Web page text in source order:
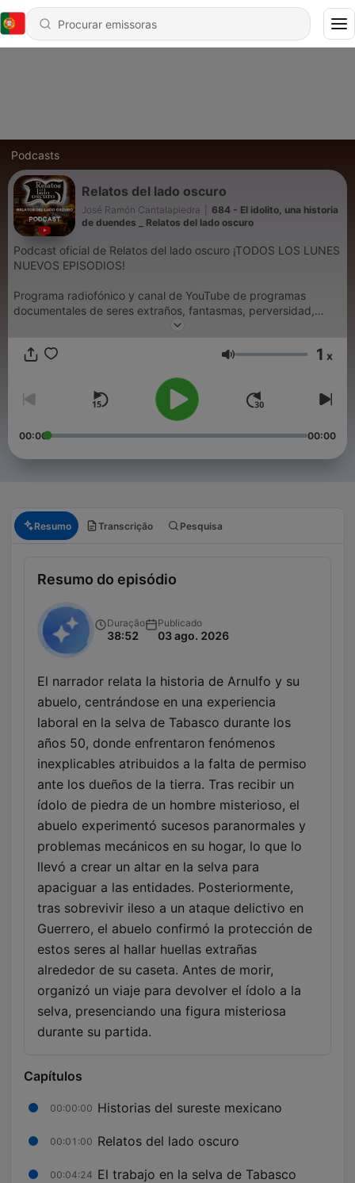
Podcasts
Relatos del lado oscuro
José Ramón Cantalapiedra
684 - El idolito, una historia
de duendes _ Relatos del lado oscuro
Podcast oficial de Relatos del lado oscuro ¡TODOS LOS LUNES
NUEVOS EPISODIOS!
Programa radiofónico y canal de YouTube de programas
documentales de seres extraños, fantasmas, perversidad,
sucesos inexplicables y adaptaciones dramatizadas de relatos
Síguenos en nuestras redes sociales oficiales:
Facebook: https://www.facebook.com/relatos.dell...
Twitter: https://twitter.com/LadoRelatos
Email: contacto@relatosdelladooscuro.com
https://www.spreaker.com/podcast/relatos-del-lado-oscuro-
Volume 1 x
00:00 00:00
Resumo Transcrição Pesquisa
Resumo do episódio
Duração
38:52
Publicado
03 ago. 2026
El narrador relata la historia de Arnulfo y su
abuelo, centrándose en una experiencia
laboral en la selva de Tabasco durante los
años 50, donde enfrentaron fenómenos
inexplicables atribuidos a la falta de permiso
ante los dueños de la tierra. Tras recibir un
ídolo de piedra de un hombre misterioso, el
abuelo experimentó sucesos paranormales y
problemas mecánicos en su hogar, lo que lo
llevó a crear un altar en la selva para
apaciguar a las entidades. Posteriormente,
tras sobrevivir ileso a un ataque delictivo en
Guerrero, el abuelo confirmó la protección de
estos seres al hallar huellas extrañas
alrededor de su caseta. Antes de morir,
organizó un viaje para devolver el ídolo a la
selva, presenciando una figura misteriosa
durante su partida.
Capítulos
00:00:00 Historias del sureste mexicano
00:01:00 Relatos del lado oscuro
00:04:24 El trabajo en la selva de Tabasco